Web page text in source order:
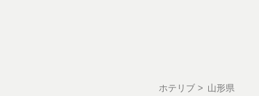
ホテリブ 山形県